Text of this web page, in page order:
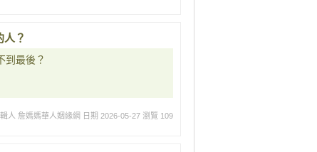
人？
到最後？
人 詹媽媽華人姻緣網 日期 2026-05-27 瀏覽 109